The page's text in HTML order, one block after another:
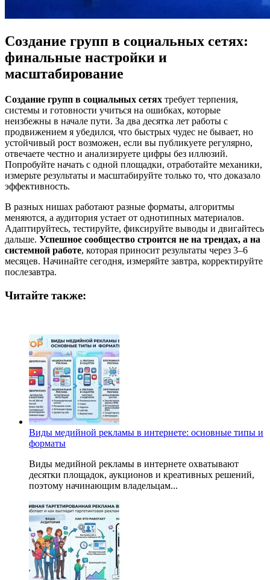
Создание групп в социальных сетях:
финальные настройки и
масштабирование
Создание групп в социальных сетях требует терпения,
системы и готовности учиться на ошибках, которые
неизбежны в начале пути. За два десятка лет работы с
продвижением я убедился, что быстрых чудес не бывает, но
устойчивый рост возможен, если вы публикуете регулярно,
отвечаете честно и анализируете цифры без иллюзий.
Попробуйте начать с одной площадки, отработайте механики,
измерьте результаты и масштабируйте только то, что доказало
эффективность.
В разных нишах работают разные форматы, алгоритмы
меняются, а аудитория устает от однотипных материалов.
Адаптируйтесь, тестируйте, фиксируйте выводы и двигайтесь
дальше. Успешное сообщество строится не на трендах, а на
системной работе, которая приносит результаты через 3–6
месяцев. Начинайте сегодня, измеряйте завтра, корректируйте
послезавтра.
Читайте также:
Виды медийной рекламы в интернете: основные типы и
форматы
Виды медийной рекламы в интернете охватывают
десятки площадок, аукционов и креативных решений,
поэтому начинающим владельцам...